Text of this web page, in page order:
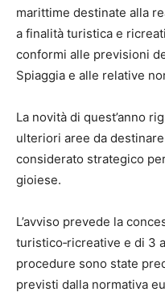
marittime destinate alla
a finalità turistica e
conformi alle previsioni
Spiaggia e alle relative
La novità di quest’anno
ulteriori aree da
considerato strategico
gioiese.
L’avviso prevede la
turistico‑ricreative e di 3
procedure sono state
previsti dalla normativa